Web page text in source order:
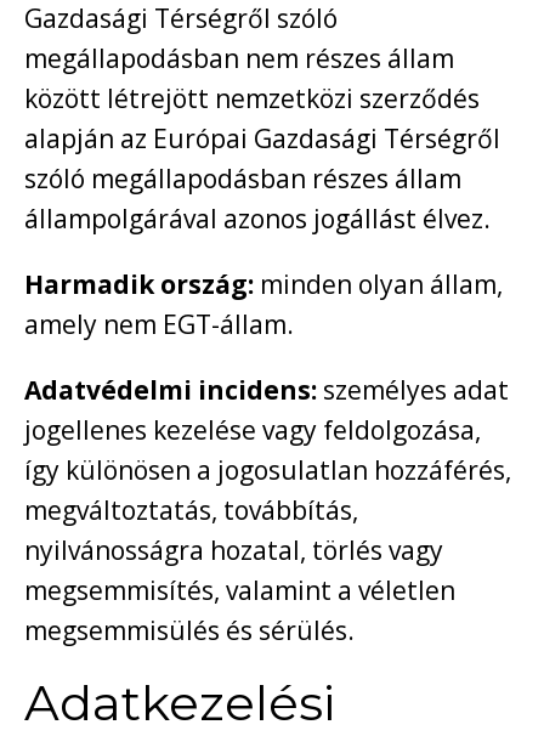
Gazdasági Térségről szóló
megállapodásban nem részes állam
között létrejött nemzetközi szerződés
alapján az Európai Gazdasági Térségről
szóló megállapodásban részes állam
állampolgárával azonos jogállást élvez.
Harmadik ország: minden olyan állam,
amely nem EGT-állam.
Adatvédelmi incidens: személyes adat
jogellenes kezelése vagy feldolgozása,
így különösen a jogosulatlan hozzáférés,
megváltoztatás, továbbítás,
nyilvánosságra hozatal, törlés vagy
megsemmisítés, valamint a véletlen
megsemmisülés és sérülés.
Adatkezelési